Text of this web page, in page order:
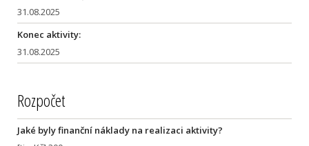
31.08.2025
Konec aktivity:
31.08.2025
Rozpočet
Jaké byly finanční náklady na realizaci aktivity?